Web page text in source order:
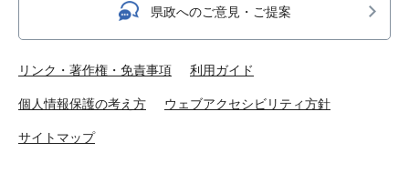
県政へのご意見・ご提案
リンク・著作権・免責事項 利用ガイド
個人情報保護の考え方 ウェブアクセシビリティ方針
サイトマップ